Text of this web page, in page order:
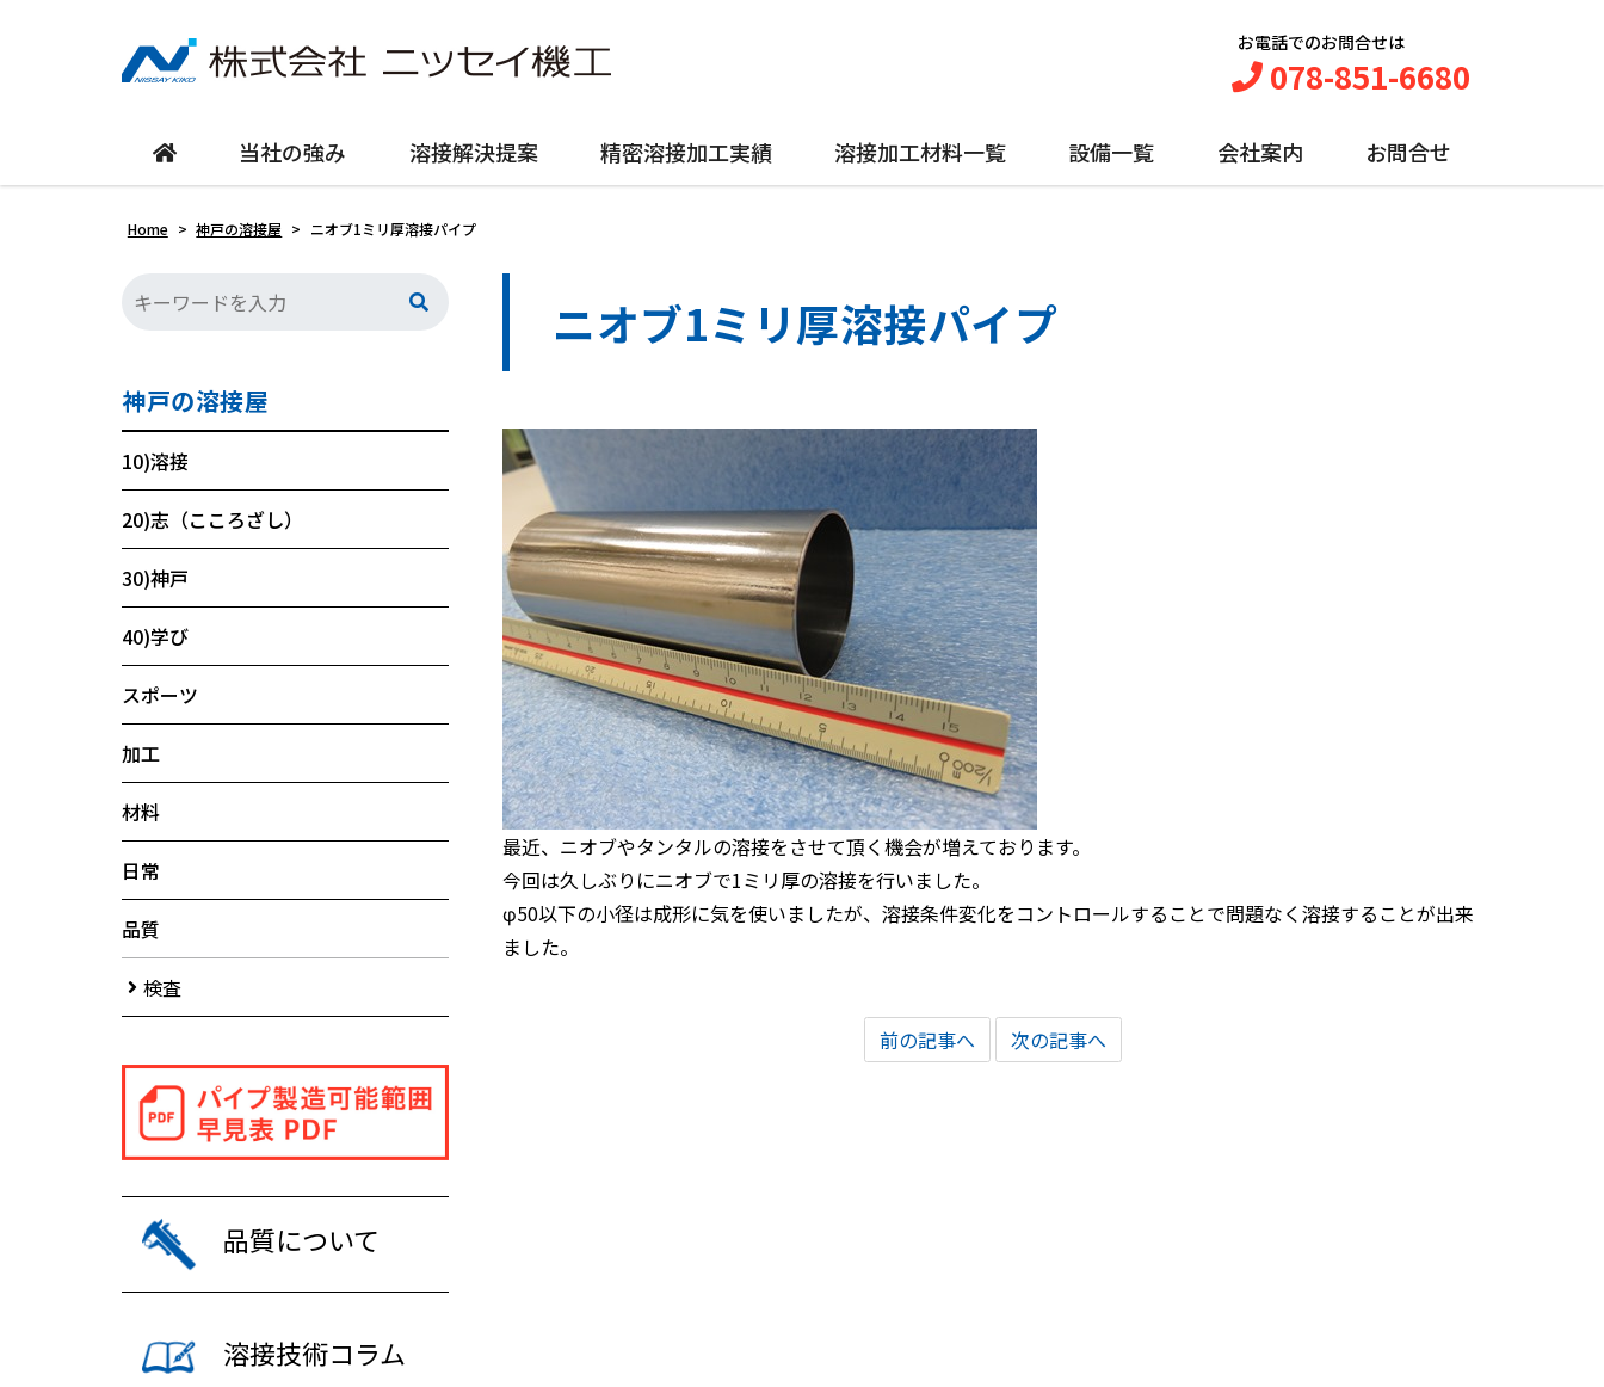
お電話でのお問合せは
078-851-6680
当社の強み 溶接解決提案 精密溶接加工実績 溶接加工材料一覧 設備一覧 会社案内 お問合せ
Home > 神戸の溶接屋 > ニオブ1ミリ厚溶接パイプ
ニオブ1ミリ厚溶接パイプ
最近、ニオブやタンタルの溶接をさせて頂く機会が増えております。
今回は久しぶりにニオブで1ミリ厚の溶接を行いました。
φ50以下の小径は成形に気を使いましたが、溶接条件変化をコントロールすることで問題なく溶接することが出来
ました。
前の記事へ 次の記事へ
神戸の溶接屋
10)溶接
20)志（こころざし）
30)神戸
40)学び
スポーツ
加工
材料
日常
品質
検査
品質について
溶接技術コラム